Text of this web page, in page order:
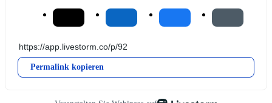
Permalink kopieren